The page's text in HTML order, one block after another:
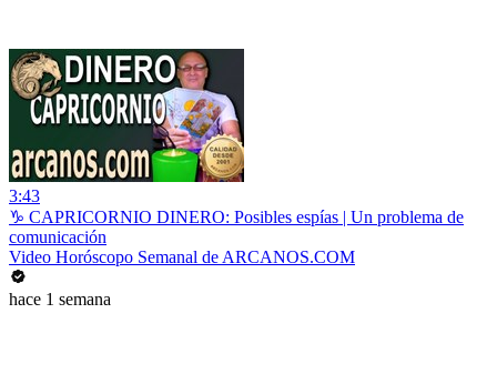
3:43
♑ CAPRICORNIO DINERO: Posibles espías | Un problema de
comunicación
Video Horóscopo Semanal de ARCANOS.COM
hace 1 semana